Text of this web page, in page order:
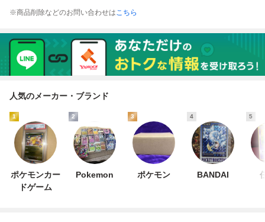
※商品削除などのお問い合わせはこちら
人気のメーカー・ブランド
1
ポケモンカー
ドゲーム
2
Pokemon
3
ポケモン
4
BANDAI
5